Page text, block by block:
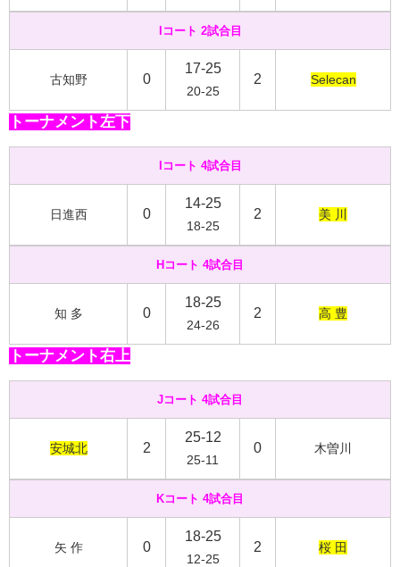
Iコート 2試合目
古知野 0
17-25
20-25
2 Selecan
トーナメント左下
Iコート 4試合目
日進西 0
14-25
18-25
2 美 川
Hコート 4試合目
知 多 0
18-25
24-26
2 高 豊
トーナメント右上
Jコート 4試合目
安城北 2
25-12
25-11
0 木曽川
Kコート 4試合目
矢 作 0
18-25
12-25
2 桜 田